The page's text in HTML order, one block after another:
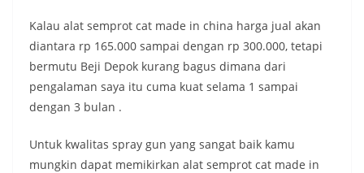
Kalau alat semprot cat made in china harga jual akan
diantara rp 165.000 sampai dengan rp 300.000, tetapi
bermutu Beji Depok kurang bagus dimana dari
pengalaman saya itu cuma kuat selama 1 sampai
dengan 3 bulan .
Untuk kwalitas spray gun yang sangat baik kamu
mungkin dapat memikirkan alat semprot cat made in